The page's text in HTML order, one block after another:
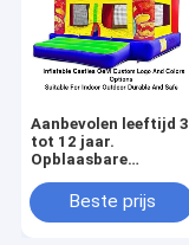
Aanbevolen leeftijd 3
tot 12 jaar.
Opblaasbare
aangepaste logo- en
kleuropties.
Beste prijs